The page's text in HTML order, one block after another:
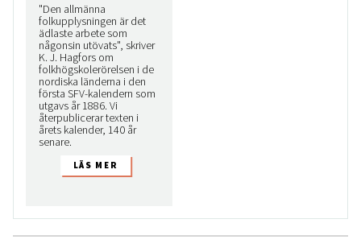
"Den allmänna
folkupplysningen är det
ädlaste arbete som
någonsin utövats", skriver
K. J. Hagfors om
folkhögskolerörelsen i de
nordiska länderna i den
första SFV-kalendern som
utgavs år 1886. Vi
återpublicerar texten i
årets kalender, 140 år
senare.